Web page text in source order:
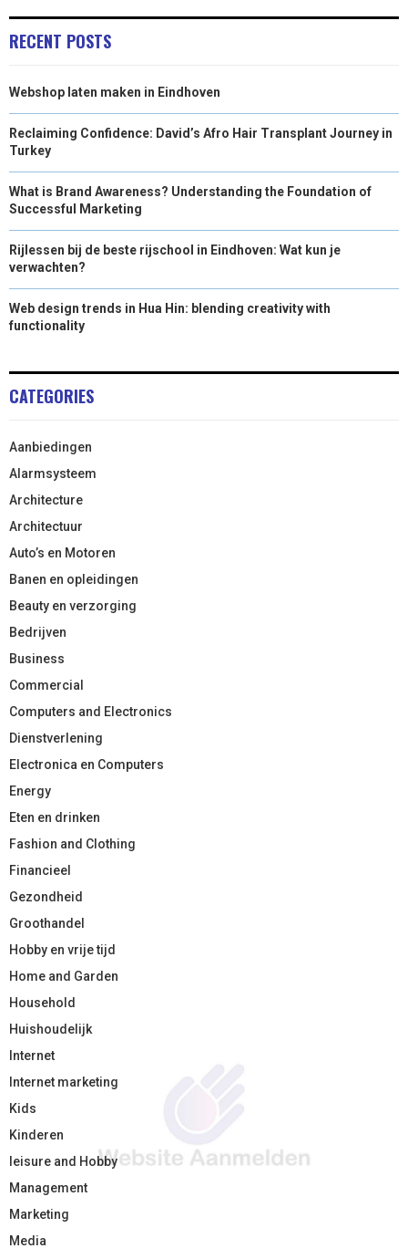
RECENT POSTS
Webshop laten maken in Eindhoven
Reclaiming Confidence: David’s Afro Hair Transplant Journey in
Turkey
What is Brand Awareness? Understanding the Foundation of
Successful Marketing
Rijlessen bij de beste rijschool in Eindhoven: Wat kun je
verwachten?
Web design trends in Hua Hin: blending creativity with
functionality
CATEGORIES
Aanbiedingen
Alarmsysteem
Architecture
Architectuur
Auto’s en Motoren
Banen en opleidingen
Beauty en verzorging
Bedrijven
Business
Commercial
Computers and Electronics
Dienstverlening
Electronica en Computers
Energy
Eten en drinken
Fashion and Clothing
Financieel
Gezondheid
Groothandel
Hobby en vrije tijd
Home and Garden
Household
Huishoudelijk
Internet
Internet marketing
Kids
Kinderen
leisure and Hobby
Management
Marketing
Media